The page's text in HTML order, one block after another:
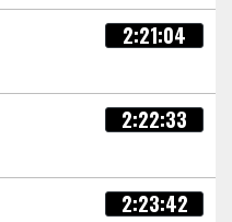
2:21:04
2:22:33
2:23:42